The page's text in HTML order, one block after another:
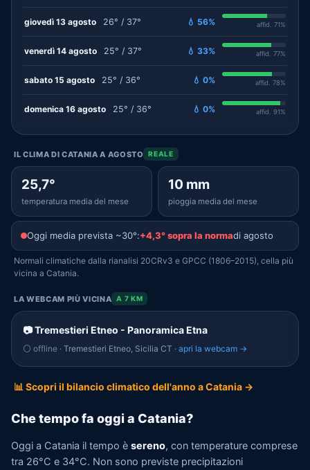
giovedì 13 agosto 26° / 37° 💧 56% affid. 71%
venerdì 14 agosto 25° / 37° 💧 33% affid. 77%
sabato 15 agosto 25° / 36° 💧 0% affid. 78%
domenica 16 agosto 25° / 36° 💧 0% affid. 91%
IL CLIMA DI CATANIA A AGOSTO REALE
25,7°
temperatura media del mese
10 mm
pioggia media del mese
Oggi media prevista ~30°:+4,3° sopra la normadi agosto
Normali climatiche dalla rianalisi 20CRv3 e GPCC (1806–2015), cella più
vicina a Catania.
LA WEBCAM PIÙ VICINA A 7 KM
📷 Tremestieri Etneo - Panoramica Etna
⚪ offline · Tremestieri Etneo, Sicilia CT · apri la webcam →
📊 Scopri il bilancio climatico dell'anno a Catania →
Che tempo fa oggi a Catania?
Oggi a Catania il tempo è sereno, con temperature comprese
tra 26°C e 34°C. Non sono previste precipitazioni